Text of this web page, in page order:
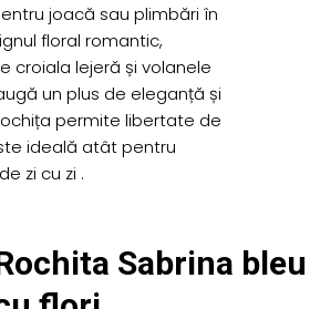
joacă sau plimbări în
floral romantic,
croiala lejeră și volanele
un plus de eleganță și
permite libertate de
ideală atât pentru
zi cu zi .
Sabrina bleu